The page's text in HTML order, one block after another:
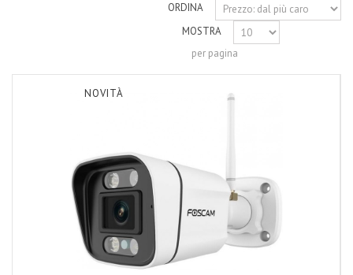
ORDINA
MOSTRA
per pagina
NOVITÀ